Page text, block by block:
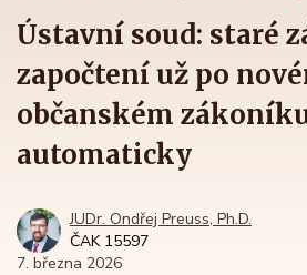
Ústavní soud: staré
započtení už po
občanském
automaticky
JUDr. Ondřej Preuss, Ph.D.
ČAK 15597
7. března 2026